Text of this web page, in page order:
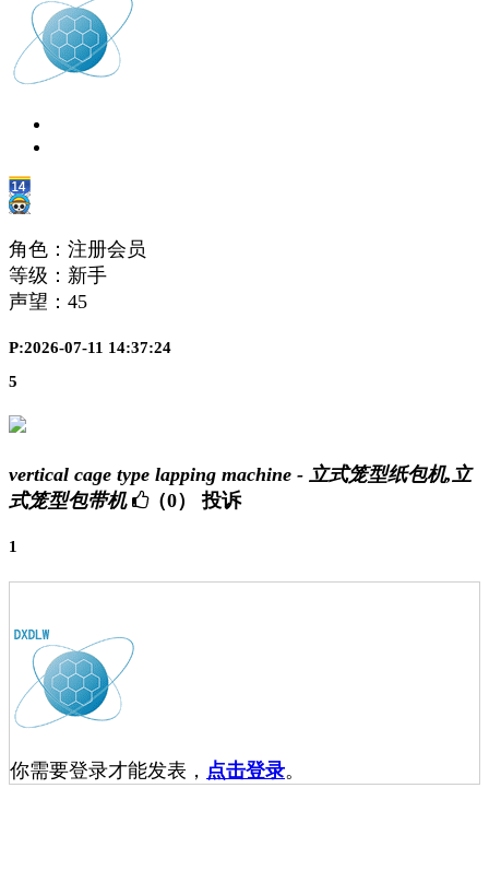
角色：注册会员
等级：新手
声望： 45
P:2026-07-11 14:37:24
5
vertical cage type lapping machine - 立式笼型纸包机,立
式笼型包带机
（0） 投诉
1
你需要登录才能发表， 点击登录。